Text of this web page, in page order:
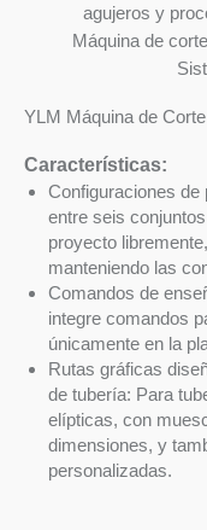
agujeros y
Máquina de
YLM Máquina de
Características:
Configuraciones
entre seis
proyecto
manteniendo las
Comandos de
integre comandos
únicamente en la
Rutas gráficas
de tubería: Para
elípticas, con
dimensiones, y
personalizadas.